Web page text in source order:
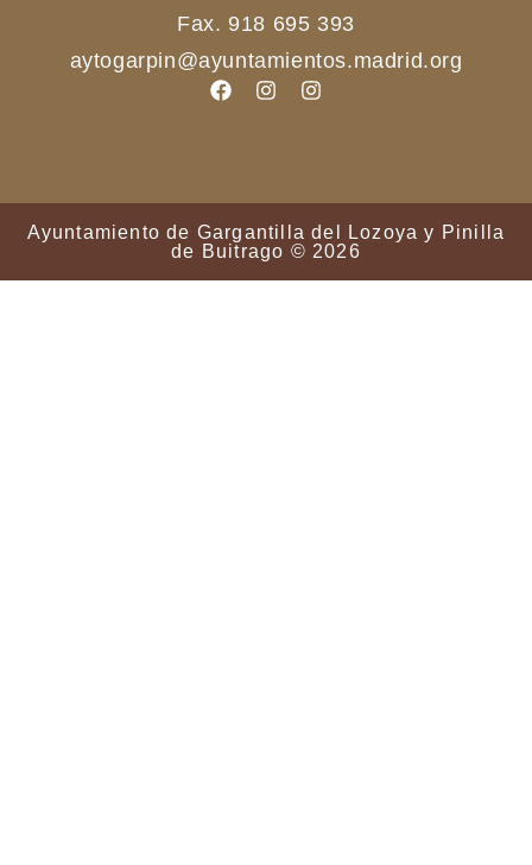
Fax. 918 695 393
aytogarpin@ayuntamientos.madrid.org
Ayuntamiento de Gargantilla del Lozoya y Pinilla
de Buitrago © 2026